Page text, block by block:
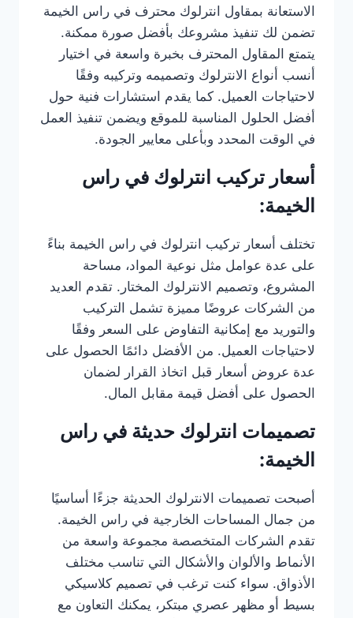
الاستعانة بمقاول انترلوك محترف في راس الخيمة
تضمن لك تنفيذ مشروعك بأفضل صورة ممكنة.
يتمتع المقاول المحترف بخبرة واسعة في اختيار
أنسب أنواع الانترلوك وتصميمه وتركيبه وفقًا
لاحتياجات العميل. كما يقدم استشارات فنية حول
أفضل الحلول المناسبة للموقع ويضمن تنفيذ العمل
في الوقت المحدد وبأعلى معايير الجودة.
أسعار تركيب انترلوك في راس
الخيمة:
تختلف أسعار تركيب انترلوك في راس الخيمة بناءً
على عدة عوامل مثل نوعية المواد، مساحة
المشروع، وتصميم الانترلوك المختار. تقدم العديد
من الشركات عروضًا مميزة تشمل التركيب
والتوريد مع إمكانية التفاوض على السعر وفقًا
لاحتياجات العميل. من الأفضل دائمًا الحصول على
عدة عروض أسعار قبل اتخاذ القرار لضمان
الحصول على أفضل قيمة مقابل المال.
تصميمات انترلوك حديثة في راس
الخيمة:
أصبحت تصميمات الانترلوك الحديثة جزءًا أساسيًا
من جمال المساحات الخارجية في راس الخيمة.
تقدم الشركات المتخصصة مجموعة واسعة من
الأنماط والألوان والأشكال التي تناسب مختلف
الأذواق. سواء كنت ترغب في تصميم كلاسيكي
بسيط أو مظهر عصري مبتكر، يمكنك التعاون مع